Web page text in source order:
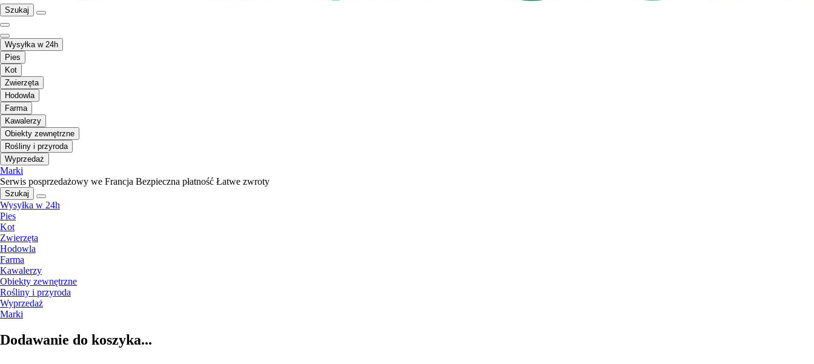
Szukaj
Wysyłka w 24h
Pies
Kot
Zwierzęta
Hodowla
Farma
Kawalerzy
Obiekty zewnętrzne
Rośliny i przyroda
Wyprzedaż
Marki
Serwis posprzedażowy we Francja Bezpieczna płatność Łatwe zwroty
Szukaj
Wysyłka w 24h
Pies
Kot
Zwierzęta
Hodowla
Farma
Kawalerzy
Obiekty zewnętrzne
Rośliny i przyroda
Wyprzedaż
Marki
Dodawanie do koszyka...